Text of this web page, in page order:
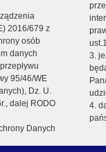
2016/679 z
osób
danych
95/46/WE
Dz. U.
dalej RODO
Danych
3.
4.